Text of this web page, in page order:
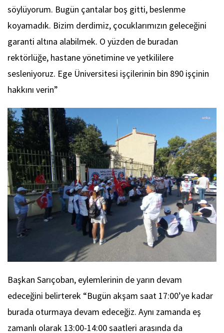
söylüyorum. Bugün çantalar boş gitti, beslenme
koyamadık. Bizim derdimiz, çocuklarımızın geleceğini
garanti altına alabilmek. O yüzden de buradan
rektörlüğe, hastane yönetimine ve yetkililere
sesleniyoruz. Ege Üniversitesi işçilerinin bin 890 işçinin
hakkını verin”
Başkan Sarıçoban, eylemlerinin de yarın devam
edeceğini belirterek “Bugün akşam saat 17:00’ye kadar
burada oturmaya devam edeceğiz. Aynı zamanda eş
zamanlı olarak 13:00-14:00 saatleri arasında da